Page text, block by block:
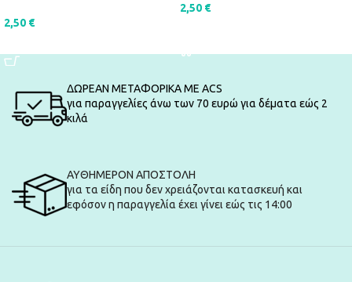
2,50 €
2,50 €
ΔΩΡΕΑΝ ΜΕΤΑΦΟΡΙΚΑ ΜΕ ACS
για παραγγελίες άνω των 70 ευρώ για δέματα εώς 2
κιλά
ΑΥΘΗΜΕΡΟΝ ΑΠΟΣΤΟΛΗ
για τα είδη που δεν χρειάζονται κατασκευή και
εφόσον η παραγγελία έχει γίνει εώς τις 14:00